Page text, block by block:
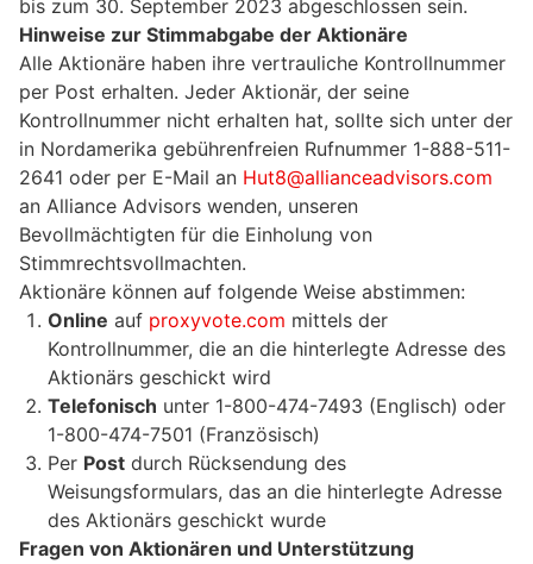
bis zum 30. September 2023 abgeschlossen sein.
Hinweise zur Stimmabgabe der Aktionäre
Alle Aktionäre haben ihre vertrauliche Kontrollnummer
per Post erhalten. Jeder Aktionär, der seine
Kontrollnummer nicht erhalten hat, sollte sich unter der
in Nordamerika gebührenfreien Rufnummer 1-888-511-
2641 oder per E-Mail an Hut8@allianceadvisors.com
an Alliance Advisors wenden, unseren
Bevollmächtigten für die Einholung von
Stimmrechtsvollmachten.
Aktionäre können auf folgende Weise abstimmen:
Online auf proxyvote.com mittels der
Kontrollnummer, die an die hinterlegte Adresse des
Aktionärs geschickt wird
Telefonisch unter 1-800-474-7493 (Englisch) oder
1-800-474-7501 (Französisch)
Per Post durch Rücksendung des
Weisungsformulars, das an die hinterlegte Adresse
des Aktionärs geschickt wurde
Fragen von Aktionären und Unterstützung